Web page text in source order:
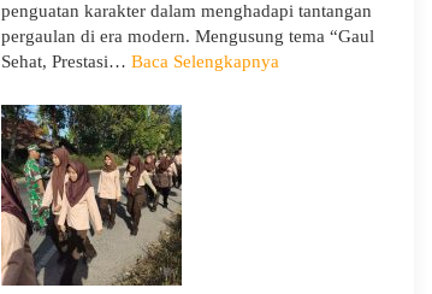
penguatan karakter dalam menghadapi tantangan
pergaulan di era modern. Mengusung tema “Gaul
Sehat, Prestasi… Baca Selengkapnya: